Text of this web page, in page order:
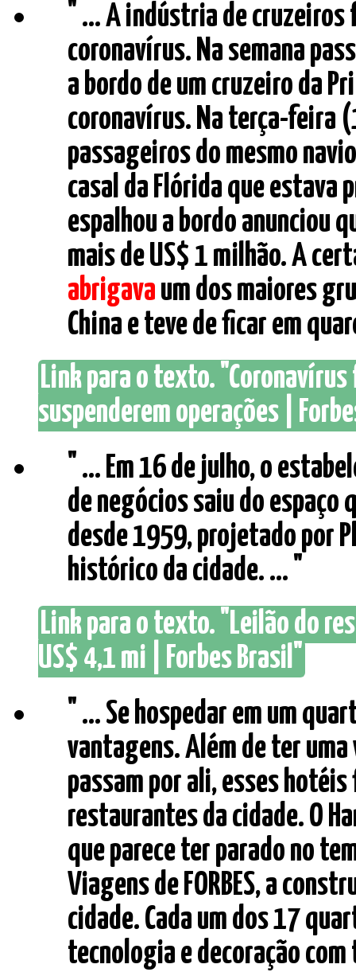
" ... A indústria de
coronavírus. Na semana
a bordo de um cruzeiro da
coronavírus. Na terça-feira
passageiros do mesmo
casal da Flórida que estava
espalhou a bordo anunciou
mais de US$ 1 milhão. A
abrigavaum dos maiores
China e teve de ficar em
Link para o texto.
suspenderem operações |
" ... Em 16 de julho, o
de negócios saiu do espaço
desde 1959, projetado por
histórico da cidade. ... "
Link para o texto. "Leilão do
US$ 4,1 mi | Forbes Brasil"
" ... Se hospedar em um
vantagens. Além de ter
passam por ali, esses
restaurantes da cidade. O
que parece ter parado no
Viagens de FORBES, a
cidade. Cada um dos 17
tecnologia e decoração